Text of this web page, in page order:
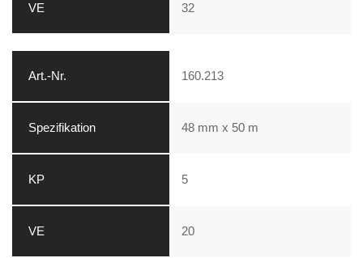
32
160.213
48 mm x 50 m
5
20